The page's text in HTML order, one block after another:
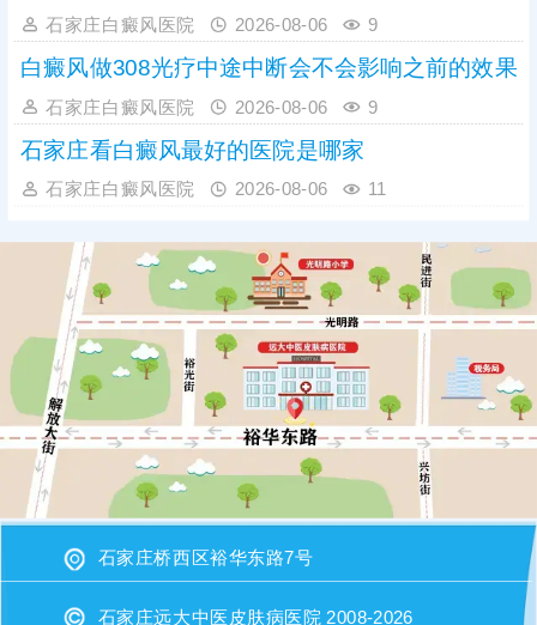
石家庄白癜风医院 2026-08-06 9
白癜风做308光疗中途中断会不会影响之前的效果
石家庄白癜风医院 2026-08-06 9
石家庄看白癜风最好的医院是哪家
石家庄白癜风医院 2026-08-06 11
石家庄桥西区裕华东路7号
石家庄远大中医皮肤病医院 2008-2026